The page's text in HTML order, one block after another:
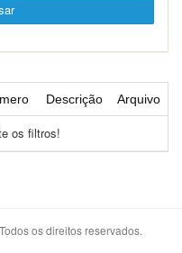
Descrição Arquivo
os filtros!
os direitos reservados.